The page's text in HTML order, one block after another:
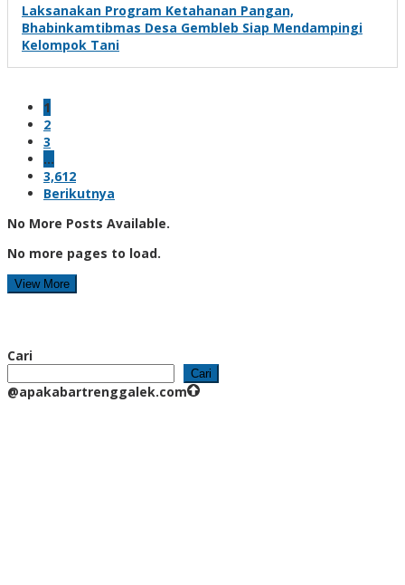
Laksanakan Program Ketahanan Pangan,
Bhabinkamtibmas Desa Gembleb Siap Mendampingi
Kelompok Tani
1
2
3
…
3,612
Berikutnya
No More Posts Available.
No more pages to load.
View More
Cari
Cari
@apakabartrenggalek.com